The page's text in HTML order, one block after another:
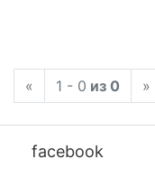
« 1 - 0 из 0 »
facebook